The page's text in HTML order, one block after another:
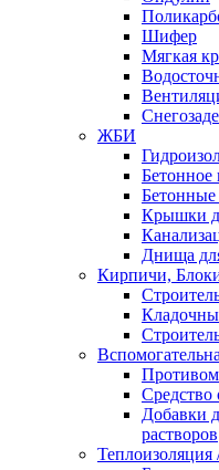
Шифер
Мягкая
ЖБИ
Бетонное
Бетонные
Крышки
Днища
Кирпичи,
Средство
Добавки
растворов
Теплоизоляция